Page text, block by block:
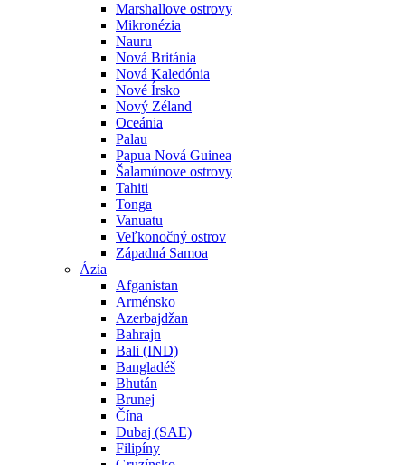
Marshallove ostrovy
Mikronézia
Nauru
Nová Británia
Nová Kaledónia
Nové Írsko
Nový Zéland
Oceánia
Palau
Papua Nová Guinea
Šalamúnove ostrovy
Tahiti
Tonga
Vanuatu
Veľkonočný ostrov
Západná Samoa
Ázia
Afganistan
Arménsko
Azerbajdžan
Bahrajn
Bali (IND)
Bangladéš
Bhután
Brunej
Čína
Dubaj (SAE)
Filipíny